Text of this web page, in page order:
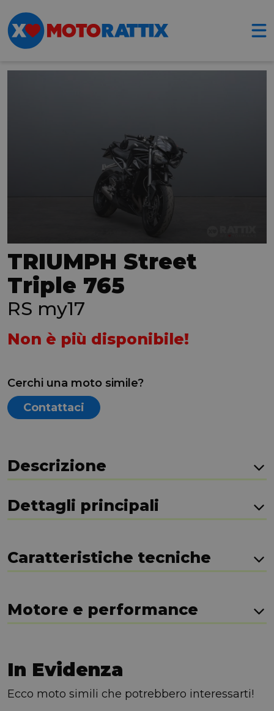
TRIUMPH Street
Triple 765
RS my17
Non è più disponibile!
Cerchi una moto simile?
Contattaci
Descrizione
Dettagli principali
Caratteristiche tecniche
Motore e performance
In Evidenza
Ecco moto simili che potrebbero interessarti!